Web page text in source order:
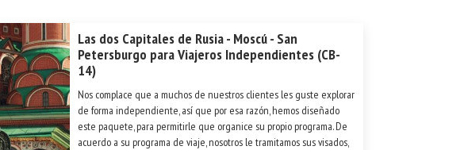
Las dos Capitales de Rusia - Moscú - San
Petersburgo para Viajeros Independientes (CB-
14)
Nos complace que a muchos de nuestros clientes les guste explorar
de forma independiente, así que por esa razón, hemos diseñado
este paquete, para permitirle que organice su propio programa. De
acuerdo a su programa de viaje, nosotros le tramitamos sus visados,